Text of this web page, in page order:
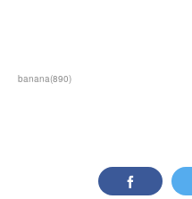
banana(890)